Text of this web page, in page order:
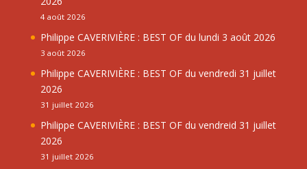
4 août 2026
Philippe CAVERIVIÈRE : BEST OF du lundi 3 août 2026
3 août 2026
Philippe CAVERIVIÈRE : BEST OF du vendredi 31 juillet
2026
31 juillet 2026
Philippe CAVERIVIÈRE : BEST OF du vendreid 31 juillet
2026
31 juillet 2026